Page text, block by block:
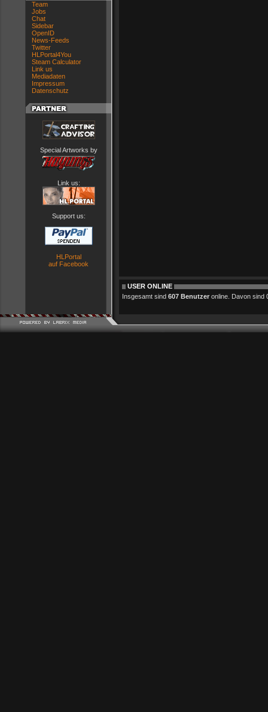
Team
Jobs
Chat
Sidebar
OpenID
News-Feeds
Twitter
HLPortal4You
Steam Calculator
Link us
Mediadaten
Impressum
Datenschutz
Special Artworks by
Link us:
Support us:
HLPortal
auf Facebook
USER ONLINE
Insgesamt sind 607 Benutzer online. Davon sind